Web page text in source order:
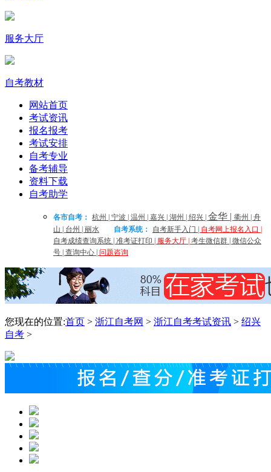
服务大厅
自考教材
网站首页
考试资讯
报名报考
考试安排
自考专业
备考辅导
资料下载
自考助学
各市自考： 杭州 宁波 温州 嘉兴 湖州 绍兴 金华 | 衢州
舟
山
台州 丽水 自考系统： 自考新手入门 自考网上报名入口
自考成绩查询系统 准考证打印 服务大厅 考生微信群 微信公众
号 查询中心 问题咨询
您现在的位置:首页 > 浙江自考网 > 浙江自考考试资讯 > 绍兴
自考 >